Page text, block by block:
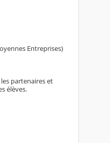
Entreprises)
partenaires et
élèves.